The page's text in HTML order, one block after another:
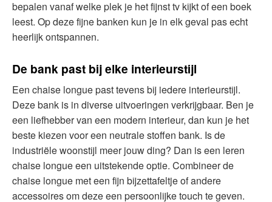
bepalen vanaf welke plek je het fijnst tv kijkt of een boek
leest. Op deze fijne banken kun je in elk geval pas echt
heerlijk ontspannen.
De bank past bij elke interieurstijl
Een chaise longue past tevens bij iedere interieurstijl.
Deze bank is in diverse uitvoeringen verkrijgbaar. Ben je
een liefhebber van een modern interieur, dan kun je het
beste kiezen voor een neutrale stoffen bank. Is de
industriële woonstijl meer jouw ding? Dan is een leren
chaise longue een uitstekende optie. Combineer de
chaise longue met een fijn bijzettafeltje of andere
accessoires om deze een persoonlijke touch te geven.